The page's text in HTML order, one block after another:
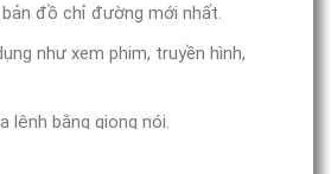
đồ chỉ đường mới nhất.
như xem phim, truyền hình,
lệnh bằng giọng nói.
sắc hợp thẫm mỹ.